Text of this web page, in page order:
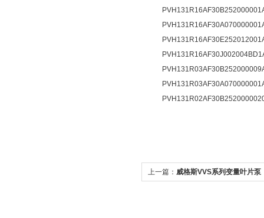
上一篇： 威格斯VVS系列变量叶片泵